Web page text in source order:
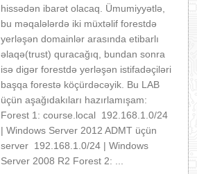
hissədən ibarət olacaq. Ümumiyyətlə,
bu məqalələrdə iki müxtəlif forestdə
yerləşən domainlər arasında etibarlı
əlaqə(trust) quracağıq, bundan sonra
isə digər forestdə yerləşən istifadəçiləri
başqa forestə köçürdəcəyik. Bu LAB
üçün aşağıdakıları hazırlamışam:
Forest 1: course.local 192.168.1.0/24
| Windows Server 2012 ADMT üçün
server 192.168.1.0/24 | Windows
Server 2008 R2 Forest 2: ...